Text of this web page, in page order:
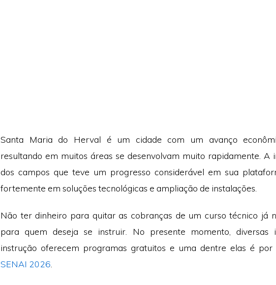
Santa Maria do Herval é um cidade com um avanço
resultando em muitos áreas se desenvolvam muito rapidamente. A
dos campos que teve um progresso considerável em sua
fortemente em soluções tecnológicas e ampliação de instalações.
Não ter dinheiro para quitar as cobranças de um curso técnico já
para quem deseja se instruir. No presente momento, diversas
instrução oferecem programas gratuitos e uma dentre elas é por
SENAI 2026